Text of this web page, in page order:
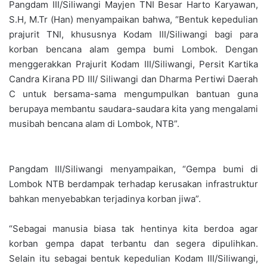
Pangdam III/Siliwangi Mayjen TNI Besar Harto Karyawan,
S.H, M.Tr (Han) menyampaikan bahwa, “Bentuk kepedulian
prajurit TNI, khususnya Kodam III/Siliwangi bagi para
korban bencana alam gempa bumi Lombok. Dengan
menggerakkan Prajurit Kodam III/Siliwangi, Persit Kartika
Candra Kirana PD III/ Siliwangi dan Dharma Pertiwi Daerah
C untuk bersama-sama mengumpulkan bantuan guna
berupaya membantu saudara-saudara kita yang mengalami
musibah bencana alam di Lombok, NTB”.
Pangdam III/Siliwangi menyampaikan, “Gempa bumi di
Lombok NTB berdampak terhadap kerusakan infrastruktur
bahkan menyebabkan terjadinya korban jiwa”.
“Sebagai manusia biasa tak hentinya kita berdoa agar
korban gempa dapat terbantu dan segera dipulihkan.
Selain itu sebagai bentuk kepedulian Kodam III/Siliwangi,